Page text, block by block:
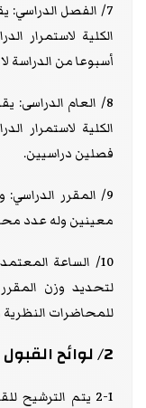
7/ الفصل الدراسي:
أسبوعا من الدراسة
8/ العام الدراسى:
الكلية لاستمرار
فصلين دراسيين.
9/ المقرر
معينين وله عدد
10/ الساعة
لتحديد وزن
للمحاضرات
2/ لوائح القبول بالسنة الأولى :
2-1 يتم الترشيح